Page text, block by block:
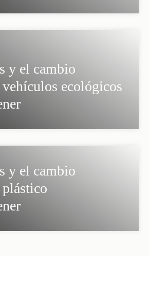
y el cambio
ecológicos
y el cambio